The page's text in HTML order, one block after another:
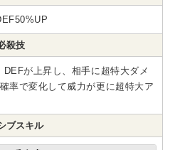
殺技
が上昇し、相手に超特大ダメ
率で変化して威力が更に超特大ア
ブスキル